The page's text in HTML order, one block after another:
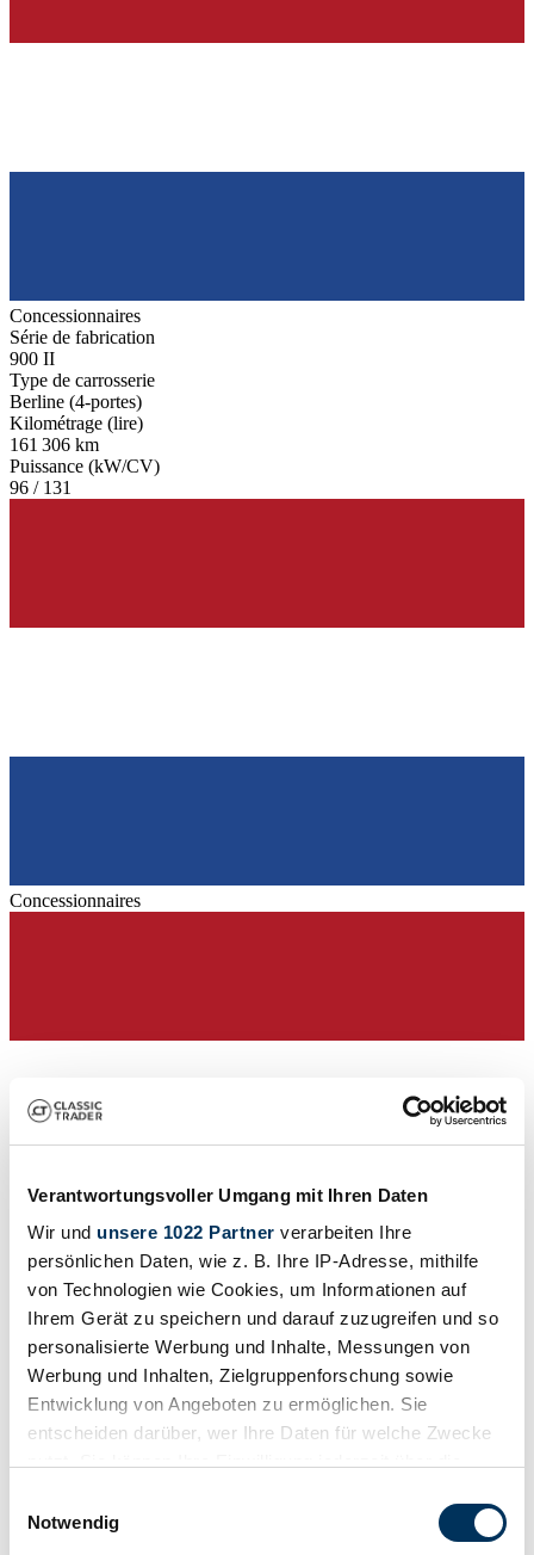
Verantwortungsvoller Umgang mit Ihren Daten
Wir und unsere 1022 Partner verarbeiten Ihre
persönlichen Daten, wie z. B. Ihre IP-Adresse, mithilfe
von Technologien wie Cookies, um Informationen auf
Ihrem Gerät zu speichern und darauf zuzugreifen und so
personalisierte Werbung und Inhalte, Messungen von
Werbung und Inhalten, Zielgruppenforschung sowie
Entwicklung von Angeboten zu ermöglichen. Sie
entscheiden darüber, wer Ihre Daten für welche Zwecke
Trigger Symbol ändern oder widerrufen
Notwendig
Concessionnaires
Série de fabrication
900 II
Type de carrosserie
Berline (4-portes)
Kilométrage (lire)
161 306 km
Puissance (kW/CV)
96 / 131
Concessionnaires
Concessionnaires
Cette annonce a expiré